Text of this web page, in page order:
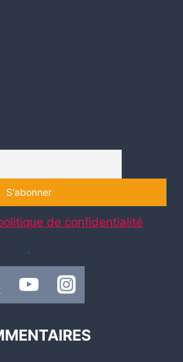
de confidentialité
.